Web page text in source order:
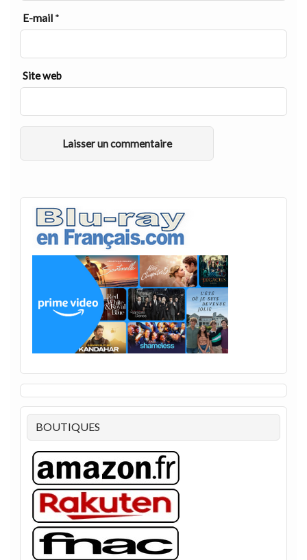
E-mail *
Site web
BOUTIQUES